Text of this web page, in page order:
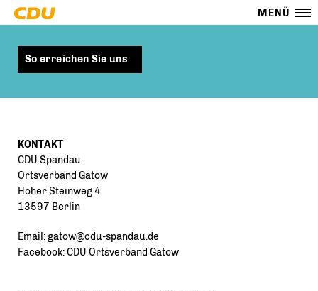
MENÜ
So erreichen Sie uns
KONTAKT
CDU Spandau
Ortsverband Gatow
Hoher Steinweg 4
13597 Berlin
Email: gatow@cdu-spandau.de
Facebook: CDU Ortsverband Gatow